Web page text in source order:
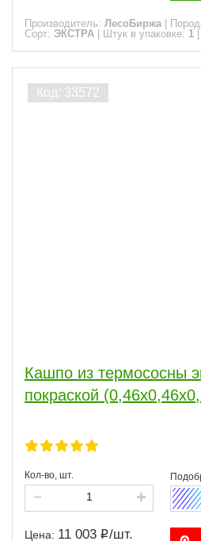
Производитель: ЛесоБиржа
Сорт: ЭКСТРА Штук в упаковке: 1
Кашпо из термососны
покраской
Кол-во, шт.
Цена: 11 003 /шт.